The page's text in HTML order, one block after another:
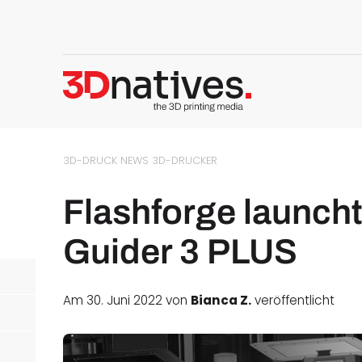
3D-DRUCK NEWS 3D-DRUCKER
Flashforge
Guider 3 PLUS
Am 30. Juni 2022 von Bianca Z.veröffentlicht